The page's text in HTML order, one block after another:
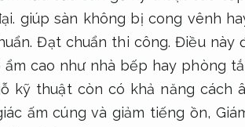
giúp sàn không bị cong vênh
Đạt chuẩn thi công. Điều này
ẩm cao như nhà bếp hay phòng
kỹ thuật còn có khả năng cách
ấm cúng và giảm tiếng ồn,